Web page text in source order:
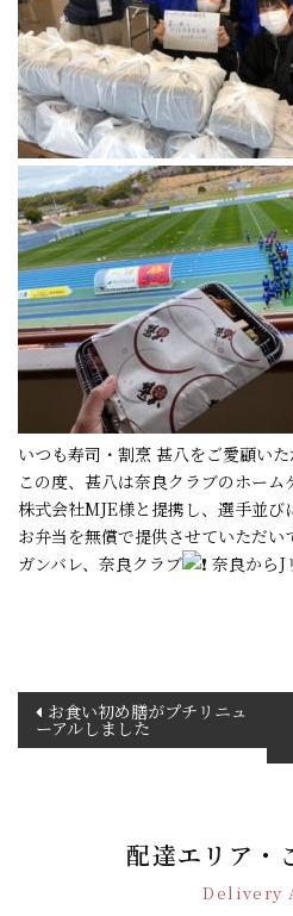
いつも寿司・割烹 甚八をご愛顧いた
この度、甚八は奈良クラブのホーム
株式会社MJE様と提携し、選手並び
お弁当を無償で提供させていただい
ガンバレ、奈良クラブ
奈良からJ
お食い初め膳がプチリニュ
ーアルしました
配達エリア・
Delivery